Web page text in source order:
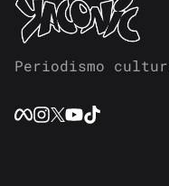
Periodismo